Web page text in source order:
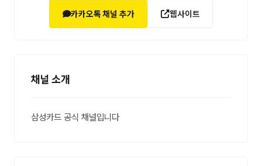
카카오톡 채널 추가 웹사이트
채널 소개
삼성카드 공식 채널입니다